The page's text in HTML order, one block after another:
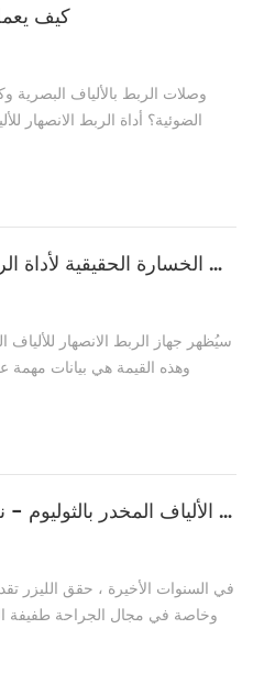
كيف
وصلات الربط بالألياف البصرية
الضوئية؟ أداة الربط الانصهار
مبدأ حساب الخسارة الحقيقية لأداة الربط الانصهار للألياف الضوئية
سيُظهر جهاز الربط الانصهار للألياف
وهذه القيمة هي بيانات
ليزر الألياف المخدر بالثوليوم - نجم صاعد في المجال الطبي
وخاصة في مجال الجراحة طفيفة